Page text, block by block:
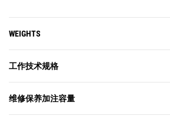
WEIGHTS
工作技术规格
维修保养加注容量